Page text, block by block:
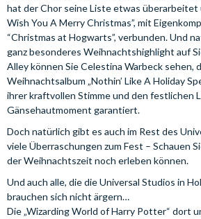
hat der Chor seine Liste etwas überarbeitet
Wish You A Merry Christmas”, mit
“Christmas at Hogwarts”, verbunden. Und
ganz besonderes Weihnachtshighlight auf
Alley können Sie Celestina Warbeck sehen,
Weihnachtsalbum „Nothin’ Like A Holiday
ihrer kraftvollen Stimme und den festlichen
Gänsehautmoment garantiert.
Doch natürlich gibt es auch im Rest des
viele Überraschungen zum Fest – Schauen
der Weihnachtszeit noch erleben können.
Und auch alle, die die Universal Studios in
brauchen sich nicht ärgern…
Die „Wizarding World of Harry Potter“ dort